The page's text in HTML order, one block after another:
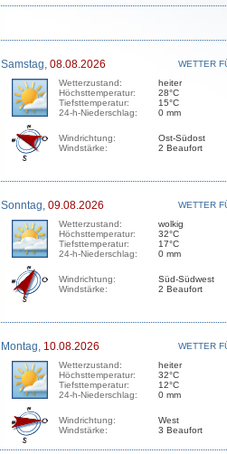
Samstag, 08.08.2026
WETTER
Wetterzustand:
Höchsttemperatur:
Tiefsttemperatur:
24-h-Niederschlag:
heiter
28°C
15°C
0 mm
Windrichtung:
Windstärke:
Ost-Südost
2 Beaufort
Sonntag, 09.08.2026
WETTER
Wetterzustand:
Höchsttemperatur:
Tiefsttemperatur:
24-h-Niederschlag:
wolkig
32°C
17°C
0 mm
Windrichtung:
Windstärke:
Süd-Südwest
2 Beaufort
Montag, 10.08.2026
WETTER
Wetterzustand:
Höchsttemperatur:
Tiefsttemperatur:
24-h-Niederschlag:
heiter
32°C
12°C
0 mm
Windrichtung:
Windstärke:
West
3 Beaufort